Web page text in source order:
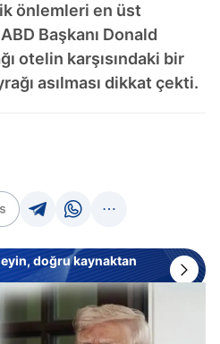
önlemleri en üst
Başkanı Donald
otelin karşısındaki bir
asılması dikkat çekti.
doğru kaynaktan